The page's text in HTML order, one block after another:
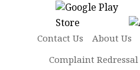
Contact Us About Us
Complaint Redressal